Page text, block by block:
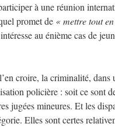
à une réunion
promet de « mettre tout
au énième cas de
croire, la criminalité, dans
policière : soit ce sont
jugées mineures. Et les
Elles sont certes